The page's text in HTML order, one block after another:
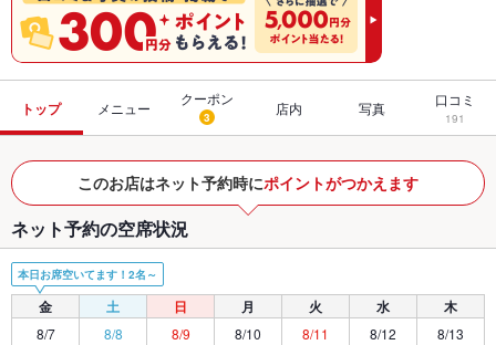
トップ メニュー
クーポン
3 店内 写真 口コミ
191
このお店はネット予約時にポイントがつかえます
ネット予約の空席状況
本日お席空いてます！2名～
金 土 日 月 火 水 木
8/7 8/8 8/9 8/10 8/11 8/12 8/13